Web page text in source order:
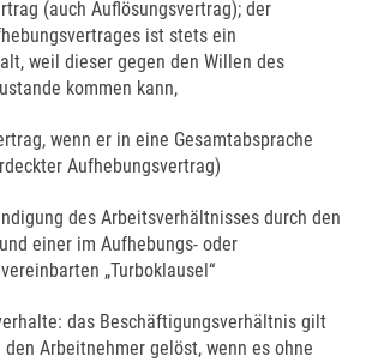
(auch Auflösungsvertrag); der
ist stets ein
weil dieser gegen den Willen des
kommen kann,
wenn er in eine Gesamtabsprache
Aufhebungsvertrag)
des Arbeitsverhältnisses durch den
einer im Aufhebungs- oder
„Turboklausel“
das Beschäftigungsverhältnis gilt
Arbeitnehmer gelöst, wenn es ohne